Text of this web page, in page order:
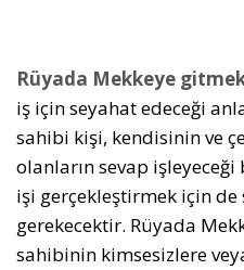
Rüyada Mekkeye
iş için seyahat edeceği
sahibi kişi, kendisinin ve
olanların sevap
işi gerçekleştirmek için de
gerekecektir. Rüyada
sahibinin kimsesizlere